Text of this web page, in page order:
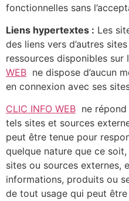
fonctionnelles sans
Liens hypertextes : Les
des liens vers d’autres
ressources disponibles sur
WEB ne dispose d’aucun
en connexion avec ses
CLIC INFO WEB ne
tels sites et sources
peut être tenue pour
quelque nature que ce
sites ou sources externes,
informations, produits ou
de tout usage qui peut